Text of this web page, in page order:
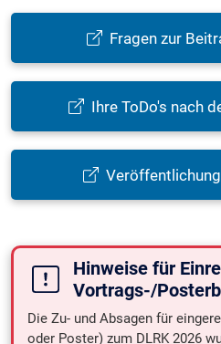
Fragen zur
Ihre ToDo's nach
Hinweise für
Vortrags-/
Die Zu- und Absagen für
oder Poster) zum DLRK 2026